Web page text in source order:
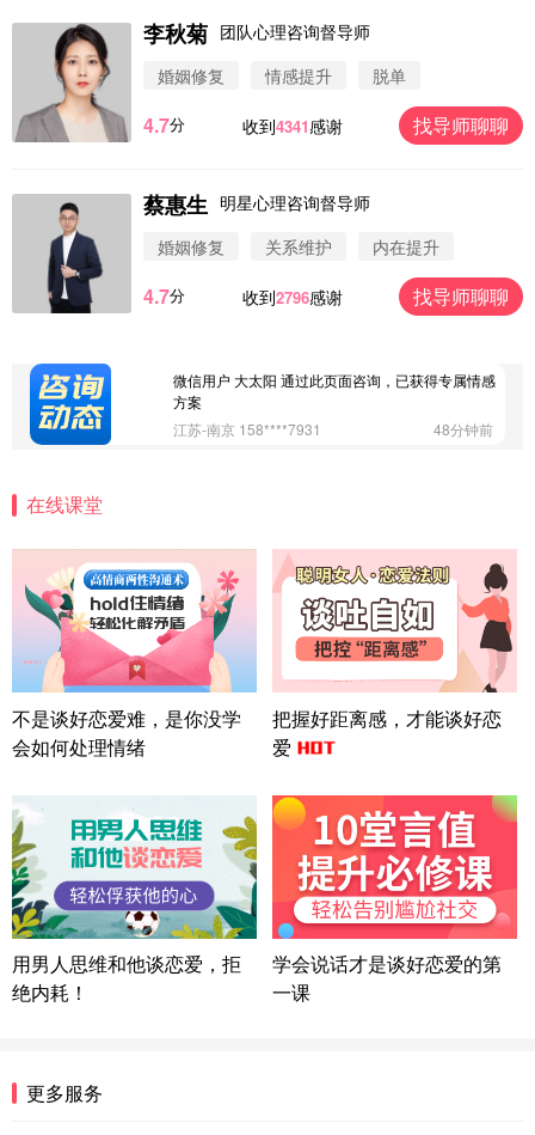
李秋菊 团队心理咨询督导师
婚姻修复
情感提升 脱单
4.7分 收到4341感谢 找导师聊聊
蔡惠生 明星心理咨询督导师
婚姻修复
关系维护 内在提升
4.7分 收到2796感谢 找导师聊聊
微信用户 圆圈 通过此页面咨询，已获得专属情感方
案
微信用户 Vnno 通过此页面咨询，已获得专属情感方
微信用户 大太阳 通过此页面咨询，已获得专属情感
方案
江苏-南京 158****7931
48分钟前
情感方案
北京-朝阳 151****3189
22分钟前
微信用户 巧?媚儿 通过此页面咨询，已获得专属情感
方案
上海-浦东 177****9074
56分钟前
微信用户 Liberty 通过此页面咨询，已获得专属情感
方案
广东-广州 188****5632
湖北-武汉 135****7410
41分钟前
微信用户 困困魚? 通过此页面咨询，已获得专属情感
方案
陕西-西安 139****6283
3分钟前
情感方案
浙江-宁波 150****8921
在线课堂
不是谈好恋爱难，是你没学
会如何处理情绪
把握好距离感，才能谈好恋
爱
用男人思维和他谈恋爱，拒
绝内耗！
学会说话才是谈好恋爱的第
一课
更多服务